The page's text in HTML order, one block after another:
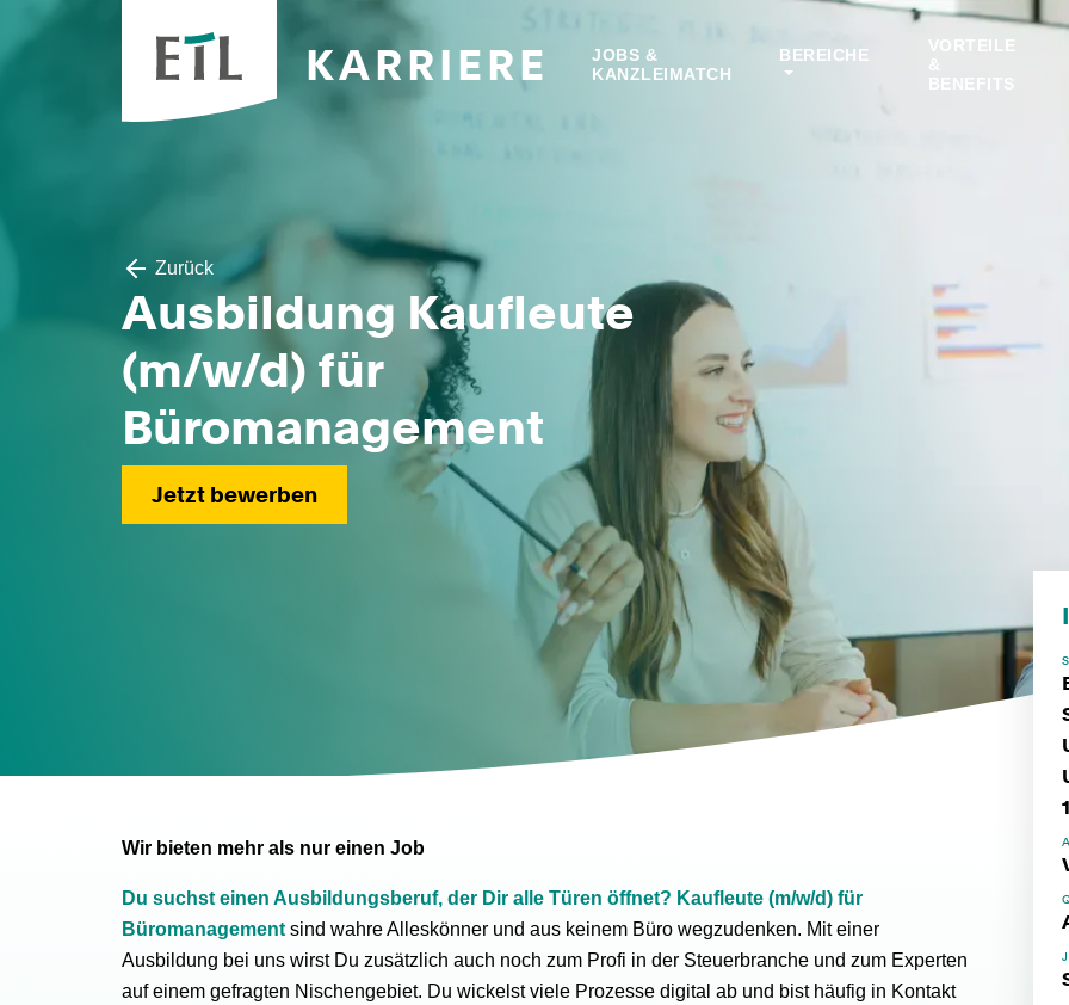
KARRIERE
JOBS &
KANZLEIMATCH
BEREICHE
VORTEILE
&
BENEFITS
Zurück
Ausbildung Kaufleute
(m/w/d) für
Büromanagement
Jetzt bewerben
Wir bieten mehr als nur einen Job
Du suchst einen Ausbildungsberuf, der Dir alle Türen öffnet? Kaufleute (m/w/d) für
Büromanagement sind wahre Alleskönner und aus keinem Büro wegzudenken. Mit einer
Ausbildung bei uns wirst Du zusätzlich auch noch zum Profi in der Steuerbranche und zum Experten
auf einem gefragten Nischengebiet. Du wickelst viele Prozesse digital ab und bist häufig in Kontakt